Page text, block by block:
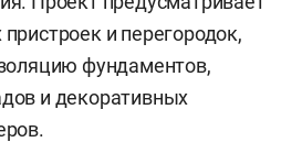
и перегородок,
фундаментов,
и декоративных